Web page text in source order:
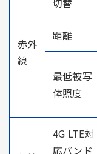
赤外
線
切替
距離
最低被写
体照度
4G LTE対
応バンド